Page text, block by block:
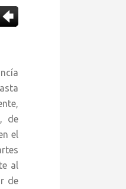
de
el
al
de